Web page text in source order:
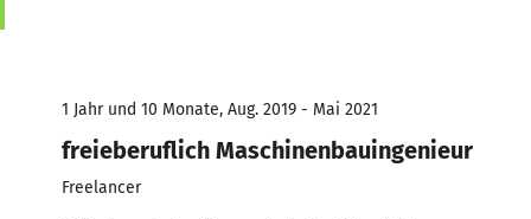
1 Jahr und 10 Monate, Aug. 2019 - Mai 2021
freieberuflich Maschinenbauingenieur
Freelancer